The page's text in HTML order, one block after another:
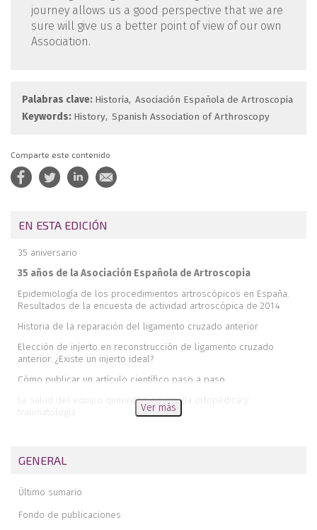
journey allows us a good perspective that we are
sure will give us a better point of view of our own
Association.
Palabras clave: Historia Asociación Española de Artroscopia
Keywords: History Spanish Association of Arthroscopy
Comparte este contenido
EN ESTA EDICIÓN
35 aniversario
35 años de la Asociación Española de Artroscopia
Epidemiología de los procedimientos artroscópicos en España.
Resultados de la encuesta de actividad artroscópica de 2014
Historia de la reparación del ligamento cruzado anterior
Elección de injerto en reconstrucción de ligamento cruzado
anterior. ¿Existe un injerto ideal?
Cómo publicar un artículo científico paso a paso
La salud del equipo quirúrgico en cirugía ortopédica y
traumatología
Pau Golanó in memoriam. Presentación del “Premio a la mejor
Ver más
GENERAL
Último sumario
Fondo de publicaciones